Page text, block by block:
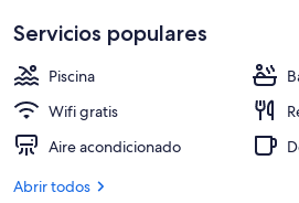
Una
Servicios populares
Piscina
Wifi gratis
Aire acondicionado
Abrir todos